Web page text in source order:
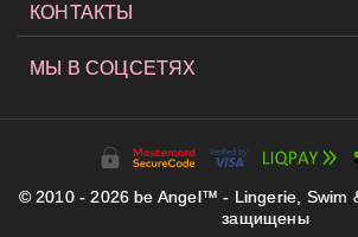
КОНТАКТЫ
МЫ В СОЦСЕТЯХ
© 2010 - 2026 be Angel™ - Lingerie, Swim
защищены